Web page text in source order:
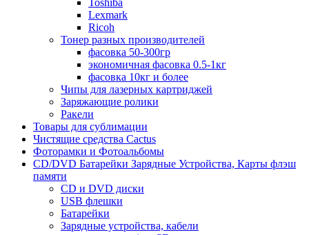
Toshiba
Lexmark
Ricoh
Тонер разных производителей
фасовка 50-300гр
экономичная фасовка 0.5-1кг
фасовка 10кг и более
Чипы для лазерных картриджей
Заряжающие ролики
Ракели
Товары для сублимации
Чистящие средства Cactus
Фоторамки и Фотоальбомы
CD/DVD Батарейки Зарядные Устройства, Карты флэш
памяти
CD и DVD диски
USB флешки
Батарейки
Зарядные устройства, кабели